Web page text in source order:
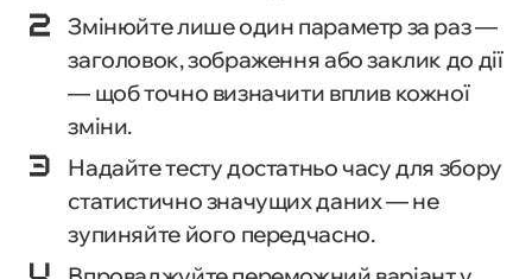
Змінюйте лише один параметр за раз —
заголовок, зображення або заклик до дії
— щоб точно визначити вплив кожної
зміни.
Надайте тесту достатньо часу для збору
статистично значущих даних — не
зупиняйте його передчасно.